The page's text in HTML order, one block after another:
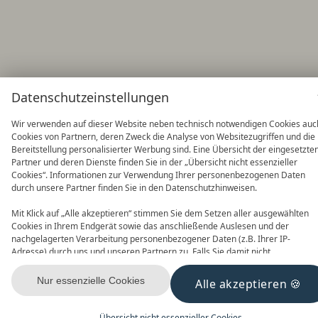
Datenschutzeinstellungen
Wir verwenden auf dieser Website neben technisch notwendigen Cookies
Cookies von Partnern, deren Zweck die Analyse von Websitezugriffen und die
Bereitstellung personalisierter Werbung sind. Eine Übersicht der
Partner und deren Dienste finden Sie in der „Übersicht nicht essenzieller
Cookies“. Informationen zur Verwendung Ihrer personenbezogenen Daten
durch unsere Partner finden Sie in den Datenschutzhinweisen.
Mit Klick auf „Alle akzeptieren“ stimmen Sie dem Setzen aller ausgewählten
Cookies in Ihrem Endgerät sowie das anschließende Auslesen und der
nachgelagerten Verarbeitung personenbezogener Daten (z.B. Ihrer IP-
Adresse) durch uns und unseren Partnern zu. Falls Sie damit nicht
einverstanden sind, klicken Sie bitte auf „Nur essenzielle Cookies“. Eine
individuelle Auswahl können Sie unter „Übersicht nicht essenzieller Cookies“
tätigen. Sie können Ihre Auswahl im Fußbereich dieser Website oder in den
Datenschutzhinweisen jederzeit aufrufen und ändern.
Alle akzeptieren
Nur essenzielle Cookies